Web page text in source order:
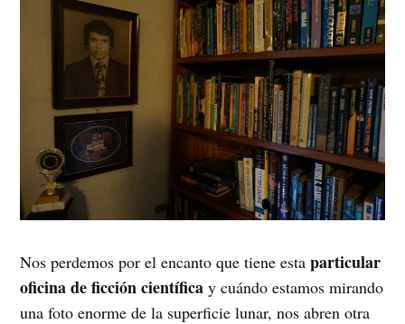
Nos perdemos por el encanto que tiene estaparticular
oficina de ficción científica y cuándo estamos mirando
una foto enorme de la superficie lunar, nos abren otra